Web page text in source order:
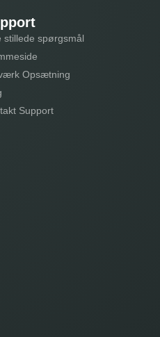
stillede spørgsmål
Opsætning
Support